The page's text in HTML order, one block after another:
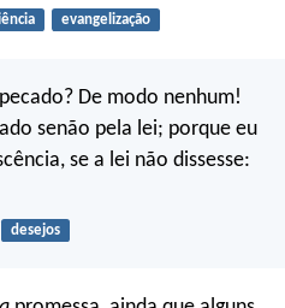
evangelização
De modo nenhum!
senão pela lei; porque eu
se a lei não dissesse:
desejos